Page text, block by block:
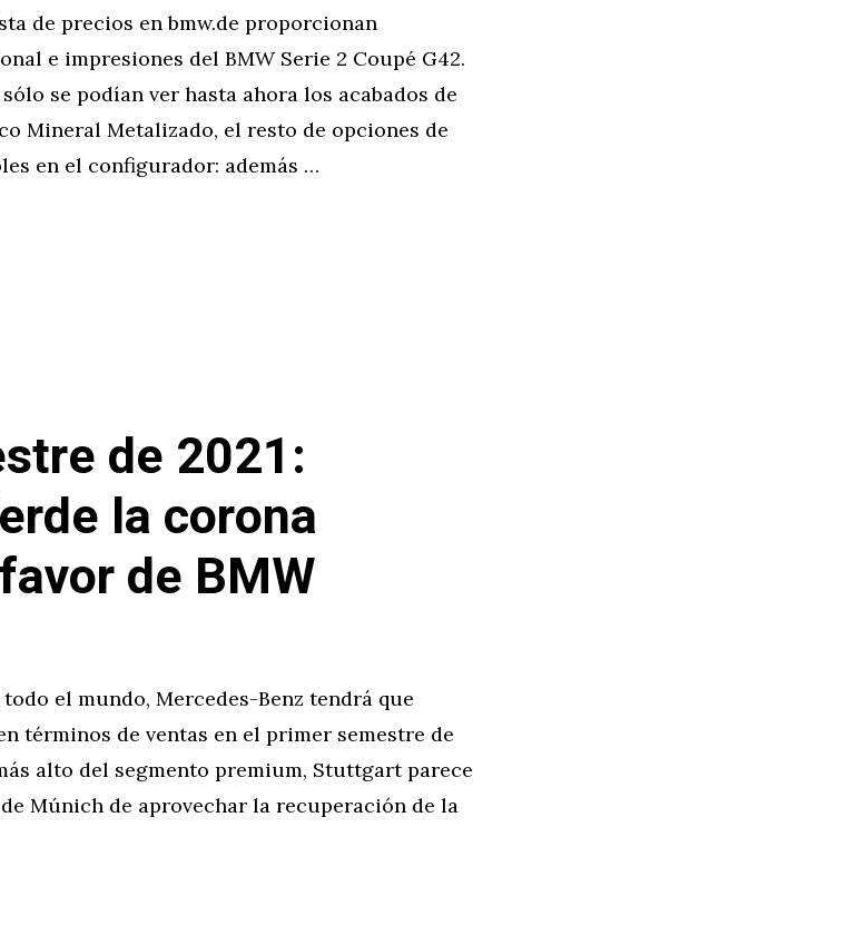
de precios en bmw.de proporcionan
e impresiones del BMW Serie 2 Coupé G42.
se podían ver hasta ahora los acabados de
Mineral Metalizado, el resto de opciones de
en el configurador: además …
de 2021:
la corona
de BMW
el mundo, Mercedes-Benz tendrá que
términos de ventas en el primer semestre de
alto del segmento premium, Stuttgart parece
Múnich de aprovechar la recuperación de la